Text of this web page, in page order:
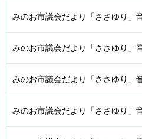
みのお市議会だより「ささゆり」
みのお市議会だより「ささゆり」
みのお市議会だより「ささゆり」
みのお市議会だより「ささゆり」